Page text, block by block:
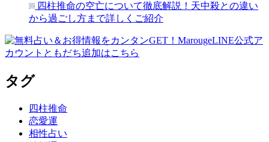
四柱推命の空亡について徹底解説！天中殺との違い
から過ごし方まで詳しくご紹介
タグ
四柱推命
恋愛運
相性占い